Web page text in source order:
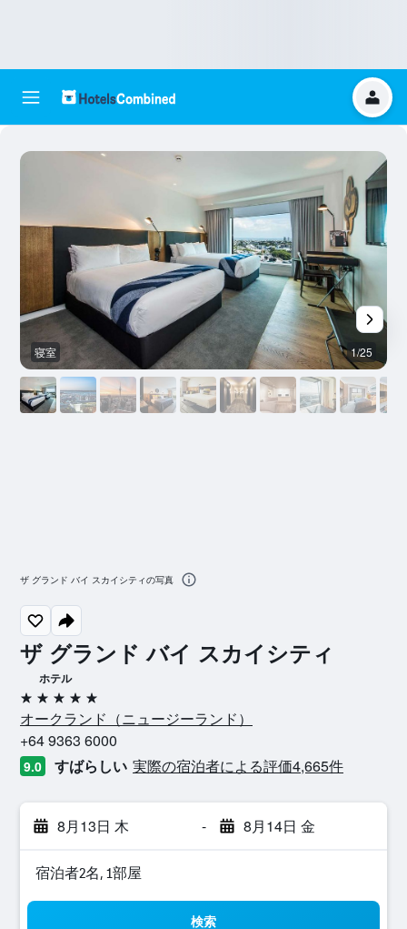
ザ グランド バイ スカイシティ
ホテル
5つ星
オークランド​（ニュージーランド​）​
+64 9363 6000
9.0 すばらしい 実際の宿泊者による評価4,665​件
8月13日 木 - 8月14日 金
宿泊者2名, 1​部屋
検索
寝室 1/25
ザ グランド バイ スカイシティの写真